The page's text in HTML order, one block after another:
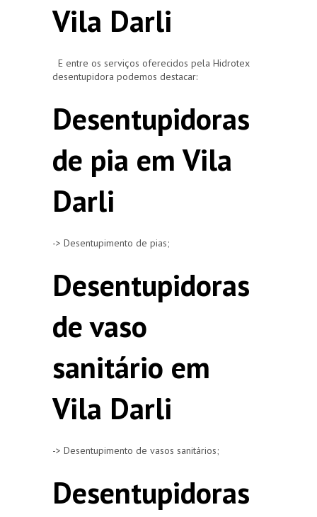
Vila Darli
E entre os serviços oferecidos pela Hidrotex
desentupidora podemos destacar:
Desentupidoras
de pia em Vila
Darli
-> Desentupimento de pias;
Desentupidoras
de vaso
sanitário em
Vila Darli
-> Desentupimento de vasos sanitários;
Desentupidoras